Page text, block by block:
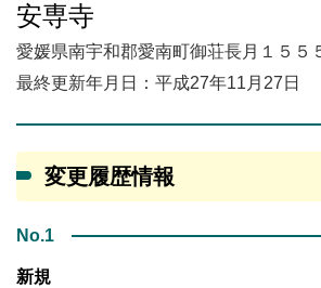
安専寺
愛媛県南宇和郡愛南町御荘長月１５５
最終更新年月日：平成27年11月27日
変更履歴情報
No.1
新規